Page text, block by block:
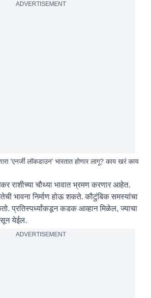
ADVERTISEMENT
'एनर्जी लॉकडाउन' भारतात होणार लागू? काय खरं काय
राशीच्या चौथ्या भावात भ्रमण करणार आहेत.
भावना निर्माण होऊ शकते. कौटुंबिक समस्यांचा
प्रतिस्पर्ध्यांकडून कडक आव्हान मिळेल, ज्याचा
येईल.
ADVERTISEMENT